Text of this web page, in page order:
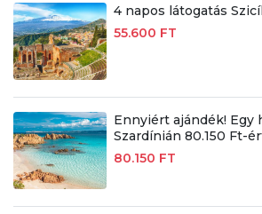
4 napos látogatás
55.600 FT
Ennyiért ajándék! Egy
Szardínián 80.150 Ft-
80.150 FT